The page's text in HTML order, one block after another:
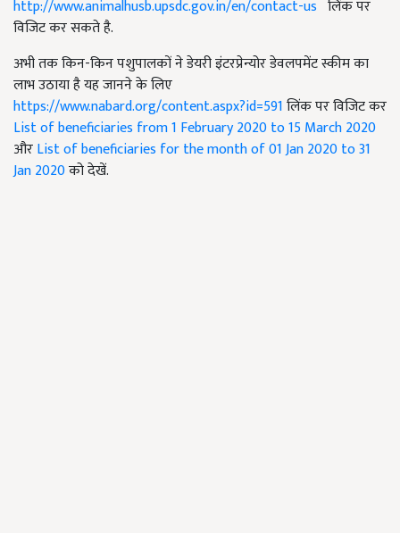
http://www.animalhusb.upsdc.gov.in/en/contact-us लिंक पर
विजिट कर सकते है.
अभी तक किन-किन पशुपालकों ने डेयरी इंटरप्रेन्योर डेवलपमेंट स्कीम का
लाभ उठाया है यह जानने के लिए
https://www.nabard.org/content.aspx?id=591लिंक पर विजिट कर
List of beneficiaries from 1 February 2020 to 15 March 2020
औरList of beneficiaries for the month of 01 Jan 2020 to 31
Jan 2020को देखें.